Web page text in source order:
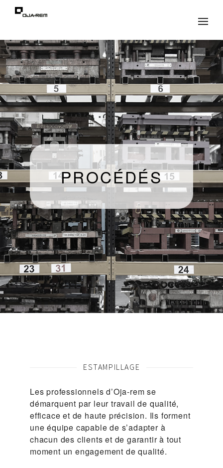
PROCÉDÉS
ESTAMPILLAGE
Les professionnels d’Oja-rem se
démarquent par leur travail de qualité,
efficace et de haute précision. Ils forment
une équipe capable de s’adapter à
chacun des clients et de garantir à tout
moment un engagement de qualité.